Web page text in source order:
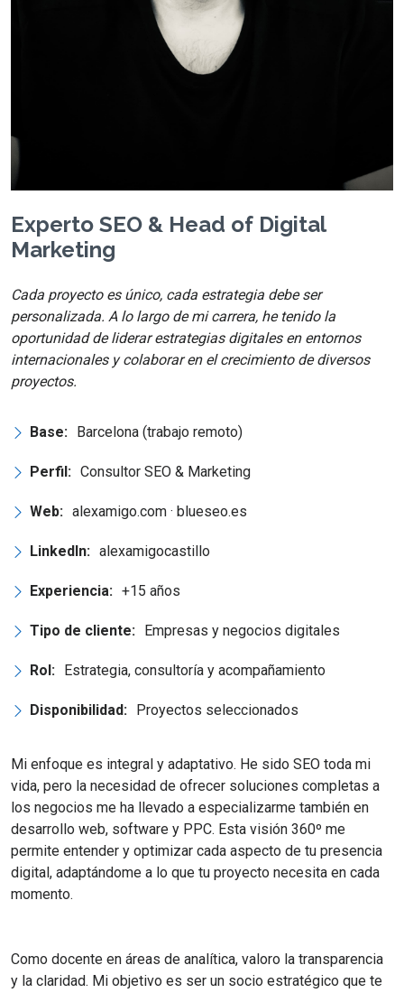
Experto SEO & Head of Digital
Marketing
Cada proyecto es único, cada estrategia debe ser
personalizada. A lo largo de mi carrera, he tenido la
oportunidad de liderar estrategias digitales en entornos
internacionales y colaborar en el crecimiento de diversos
proyectos.
Base: Barcelona (trabajo remoto)
Perfil: Consultor SEO & Marketing
Web: alexamigo.com · blueseo.es
LinkedIn: alexamigocastillo
Experiencia: +15 años
Tipo de cliente: Empresas y negocios digitales
Rol: Estrategia, consultoría y acompañamiento
Disponibilidad: Proyectos seleccionados
Mi enfoque es integral y adaptativo. He sido SEO toda mi
vida, pero la necesidad de ofrecer soluciones completas a
los negocios me ha llevado a especializarme también en
desarrollo web, software y PPC. Esta visión 360º me
permite entender y optimizar cada aspecto de tu presencia
digital, adaptándome a lo que tu proyecto necesita en cada
momento.
Como docente en áreas de analítica, valoro la transparencia
y la claridad. Mi objetivo es ser un socio estratégico que te